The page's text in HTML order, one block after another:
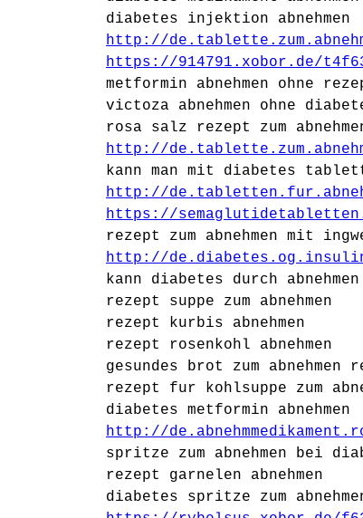
diabetes injektion abnehmen
http://
https://914791.xobor.de/
metformin abnehmen ohne
victoza abnehmen ohne
rosa salz rezept zum
http://
kann man mit diabetes
http://
https://
rezept zum abnehmen mit
http://
kann diabetes durch
rezept suppe zum abnehmen
rezept kurbis abnehmen
rezept rosenkohl abnehmen
gesundes brot zum abnehmen
rezept fur kohlsuppe zum
diabetes metformin abnehmen
http://
spritze zum abnehmen bei
rezept garnelen abnehmen
diabetes spritze zum